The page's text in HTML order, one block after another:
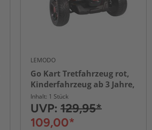
LEMODO
Go Kart Tretfahrzeug rot,
Kinderfahrzeug ab 3 Jahre,
Pedalfahrzeug
Inhalt: 1 Stück
UVP: 129,95*
109,00*